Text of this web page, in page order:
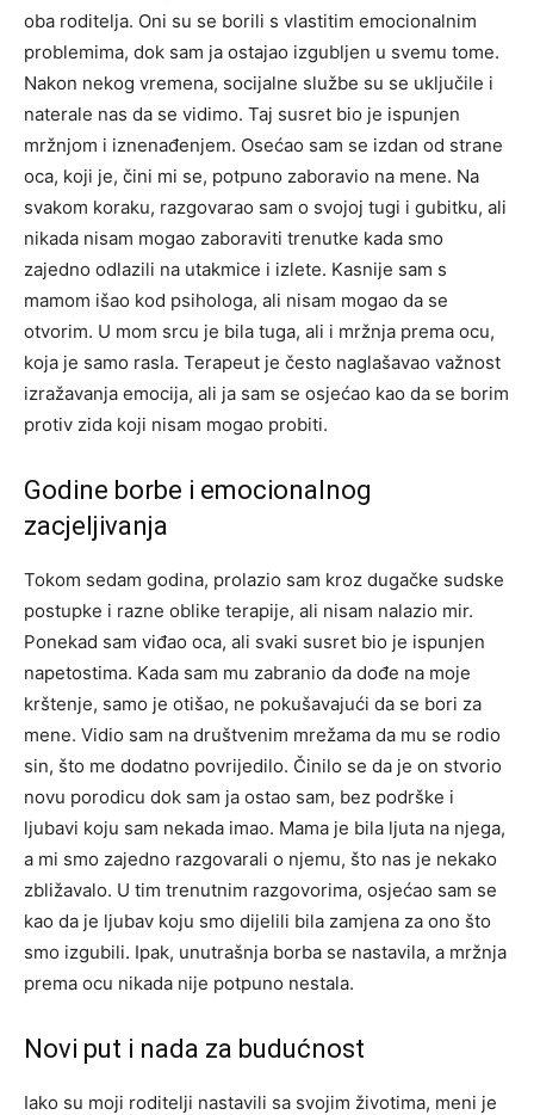
oba roditelja. Oni su se borili s vlastitim emocionalnim
problemima, dok sam ja ostajao izgubljen u svemu tome.
Nakon nekog vremena, socijalne službe su se uključile i
naterale nas da se vidimo. Taj susret bio je ispunjen
mržnjom i iznenađenjem. Osećao sam se izdan od strane
oca, koji je, čini mi se, potpuno zaboravio na mene. Na
svakom koraku, razgovarao sam o svojoj tugi i gubitku, ali
nikada nisam mogao zaboraviti trenutke kada smo
zajedno odlazili na utakmice i izlete. Kasnije sam s
mamom išao kod psihologa, ali nisam mogao da se
otvorim. U mom srcu je bila tuga, ali i mržnja prema ocu,
koja je samo rasla. Terapeut je često naglašavao važnost
izražavanja emocija, ali ja sam se osjećao kao da se borim
protiv zida koji nisam mogao probiti.
Godine borbe i emocionalnog
zacjeljivanja
Tokom sedam godina, prolazio sam kroz dugačke sudske
postupke i razne oblike terapije, ali nisam nalazio mir.
Ponekad sam viđao oca, ali svaki susret bio je ispunjen
napetostima. Kada sam mu zabranio da dođe na moje
krštenje, samo je otišao, ne pokušavajući da se bori za
mene. Vidio sam na društvenim mrežama da mu se rodio
sin, što me dodatno povrijedilo. Činilo se da je on stvorio
novu porodicu dok sam ja ostao sam, bez podrške i
ljubavi koju sam nekada imao. Mama je bila ljuta na njega,
a mi smo zajedno razgovarali o njemu, što nas je nekako
zbližavalo. U tim trenutnim razgovorima, osjećao sam se
kao da je ljubav koju smo dijelili bila zamjena za ono što
smo izgubili. Ipak, unutrašnja borba se nastavila, a mržnja
prema ocu nikada nije potpuno nestala.
Novi put i nada za budućnost
Iako su moji roditelji nastavili sa svojim životima, meni je